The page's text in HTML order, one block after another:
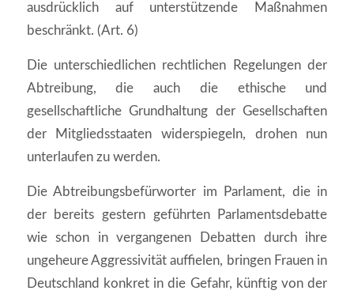
ausdrücklich auf unterstützende Maßnahmen
beschränkt. (Art. 6)
Die unterschiedlichen rechtlichen Regelungen der
Abtreibung, die auch die ethische und
gesellschaftliche Grundhaltung der Gesellschaften
der Mitgliedsstaaten widerspiegeln, drohen nun
unterlaufen zu werden.
Die Abtreibungsbefürworter im Parlament, die in
der bereits gestern geführten Parlamentsdebatte
wie schon in vergangenen Debatten durch ihre
ungeheure Aggressivität auffielen, bringen Frauen in
Deutschland konkret in die Gefahr, künftig von der